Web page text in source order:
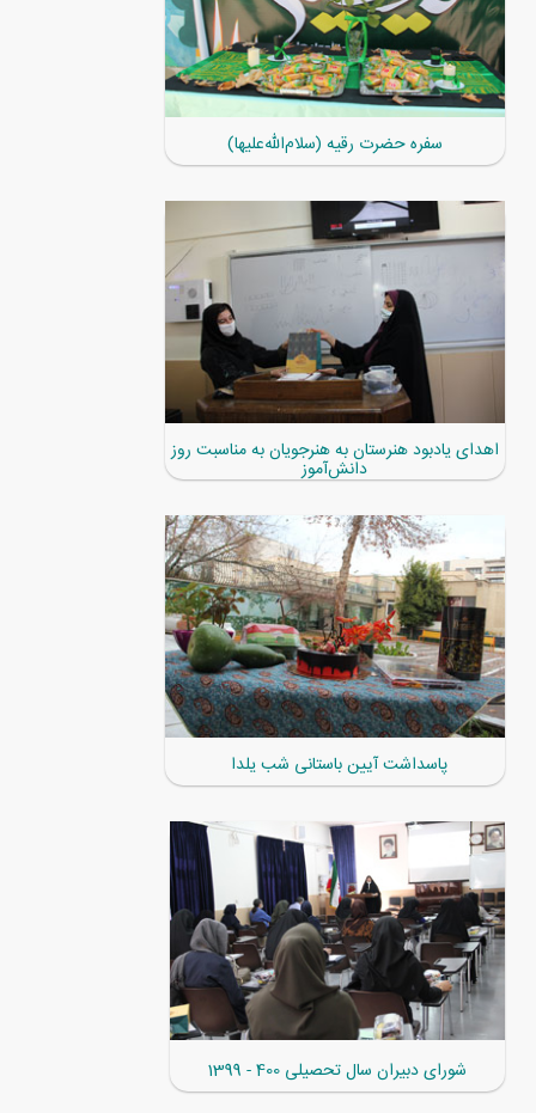
سفره حضرت رقیه (سلام‌الله‌علیها)
اهدای یادبود هنرستان به هنرجویان به مناسبت روز
دانش‌آموز
پاسداشت آیین باستانی شب یلدا
شورای دبیران سال تحصیلی 400 - 1399